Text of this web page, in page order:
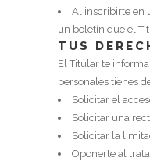
Al inscribirte en
un boletín que el
TUS
El Titular te
personales tienes
Solicitar el
Solicitar una
Solicitar la
Oponerte al